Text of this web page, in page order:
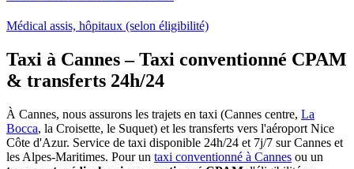
Médical assis, hôpitaux (selon éligibilité)
Taxi à Cannes – Taxi conventionné CPAM
& transferts 24h/24
À Cannes, nous assurons les trajets en taxi (Cannes centre, La
Bocca, la Croisette, le Suquet) et les transferts vers l'aéroport Nice
Côte d'Azur. Service de taxi disponible 24h/24 et 7j/7 sur Cannes et
les Alpes-Maritimes. Pour un taxi conventionné à Cannes ou un